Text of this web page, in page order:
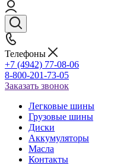
Телефоны
+7 (4942) 77-08-06
8-800-201-73-05
Заказать звонок
Легковые шины
Грузовые шины
Диски
Аккумуляторы
Масла
Контакты